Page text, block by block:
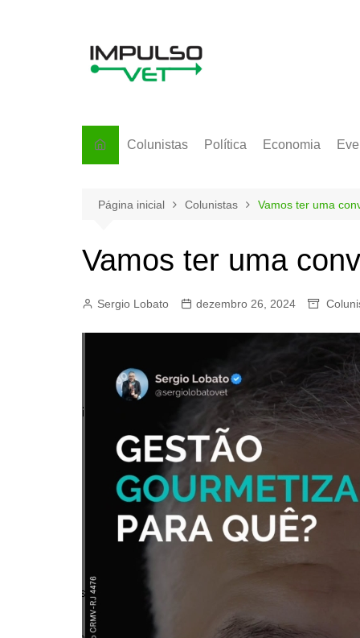
Colunistas Política Economia
Página inicial Colunistas Vamos ter uma
Vamos ter uma
Sergio Lobato dezembro 26, 2024